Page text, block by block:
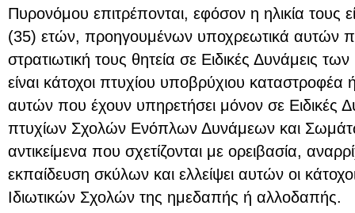
Πυρονόμου επιτρέπονται, εφόσον η ηλικία τους
(35) ετών, προηγουμένων υποχρεωτικά αυτών
στρατιωτική τους θητεία σε Ειδικές Δυνάμεις
είναι κάτοχοι πτυχίου υποβρύχιου καταστροφέα
αυτών που έχουν υπηρετήσει μόνον σε Ειδικές
πτυχίων Σχολών Ενόπλων Δυνάμεων και
αντικείμενα που σχετίζονται με ορειβασία,
εκπαίδευση σκύλων και ελλείψει αυτών οι
Ιδιωτικών Σχολών της ημεδαπής ή αλλοδαπής.